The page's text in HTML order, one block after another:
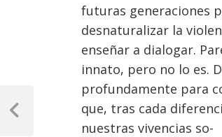
futuras generaciones
desnaturalizar la
enseñar a dialogar.
innato, pero no lo es.
profundamente para
que, tras cada
nuestras vivencias so-
Navegación
de
Previous